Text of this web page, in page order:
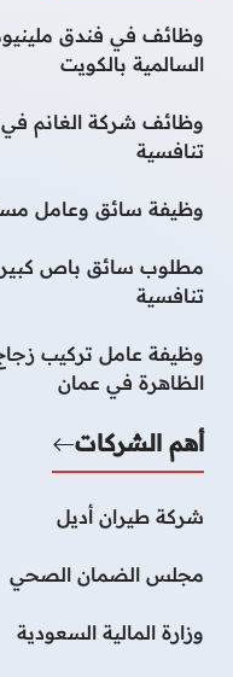
وظائف في فندق
السالمية بالكويت
وظائف شركة الغانم في
تنافسية
وظيفة سائق وعامل
مطلوب سائق باص
تنافسية
وظيفة عامل تركيب
الظاهرة في عمان
أهم الشركات
شركة طيران أديل
مجلس الضمان الصحي
وزارة المالية السعودية